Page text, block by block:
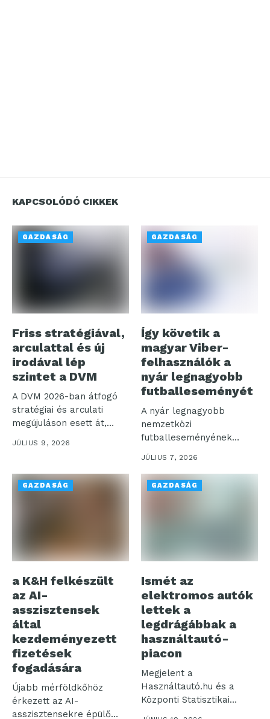
KAPCSOLÓDÓ CIKKEK
GAZDASÁG
Friss stratégiával,
arculattal és új
irodával lép
szintet a DVM
A DVM 2026-ban átfogó
stratégiai és arculati
megújuláson esett át,
egyidejűleg a...
JÚLIUS 9, 2026
GAZDASÁG
Így követik a
magyar Viber-
felhasználók a
nyár legnagyobb
futballeseményét
A nyár legnagyobb
nemzetközi
futballeseményének
kapcsán a Rakuten Viber
a hivatalos magyar...
JÚLIUS 7, 2026
GAZDASÁG
a K&H felkészült
az AI-
asszisztensek
által
kezdeményezett
fizetések
fogadására
Újabb mérföldkőhöz
érkezett az AI-
asszisztensekre épülő
GAZDASÁG
Ismét az
elektromos autók
lettek a
legdrágábbak a
használtautó-
piacon
Megjelent a
Használtautó.hu és a
Központi Statisztikai
Hivatal legfrissebb, májusi